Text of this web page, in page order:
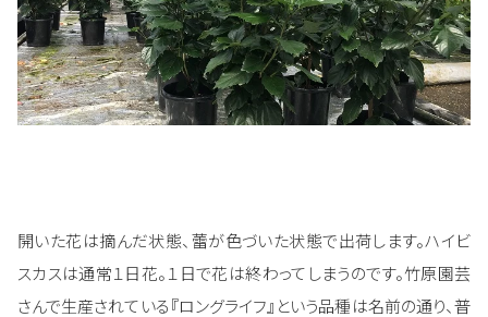
開いた花は摘んだ状態、蕾が色づいた状態で出荷します。ハイビ
スカスは通常１日花。１日で花は終わってしまうのです。竹原園芸
さんで生産されている『ロングライフ』という品種は名前の通り、普